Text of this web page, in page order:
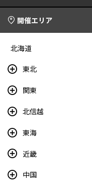
開催エリア
北海道
東北
関東
北信越
東海
近畿
中国